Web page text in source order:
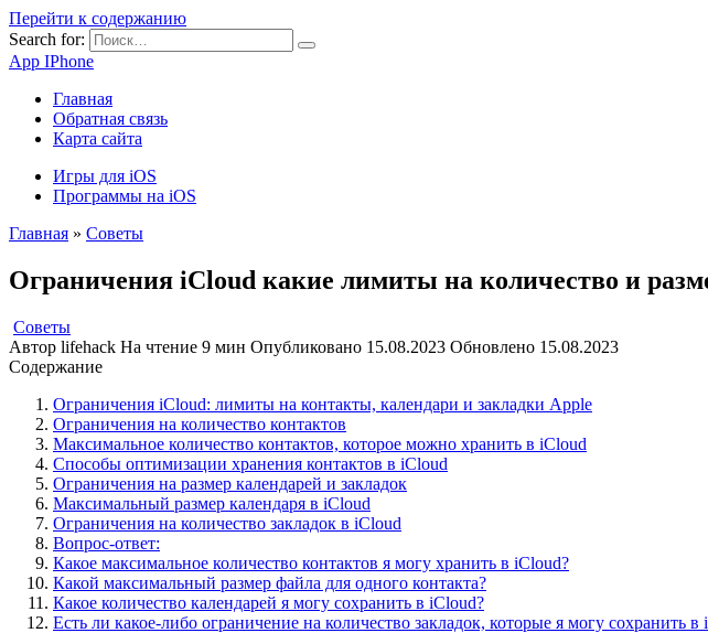
Перейти к содержанию
Search for:
App IPhone
Главная
Обратная связь
Карта сайта
Игры для iOS
Программы на iOS
Главная » Советы
Ограничения iCloud какие лимиты на количество и
Советы
Автор lifehack На чтение 9 мин Опубликовано 15.08.2023 Обновлено 15.08.2023
Содержание
Ограничения iCloud: лимиты на контакты, календари и закладки Apple
Ограничения на количество контактов
Максимальное количество контактов, которое можно хранить в iCloud
Способы оптимизации хранения контактов в iCloud
Ограничения на размер календарей и закладок
Максимальный размер календаря в iCloud
Ограничения на количество закладок в iCloud
Вопрос-ответ:
Какое максимальное количество контактов я могу хранить в iCloud?
Какой максимальный размер файла для одного контакта?
Какое количество календарей я могу сохранить в iCloud?
Есть ли какое-либо ограничение на количество закладок, которые я могу сохранить в